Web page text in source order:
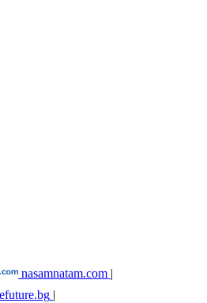
nasamnatam.com |
|